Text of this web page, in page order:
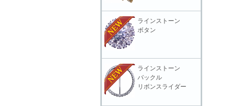
ラインストーン
ボタン
ラインストーン
バックル
リボンスライダー